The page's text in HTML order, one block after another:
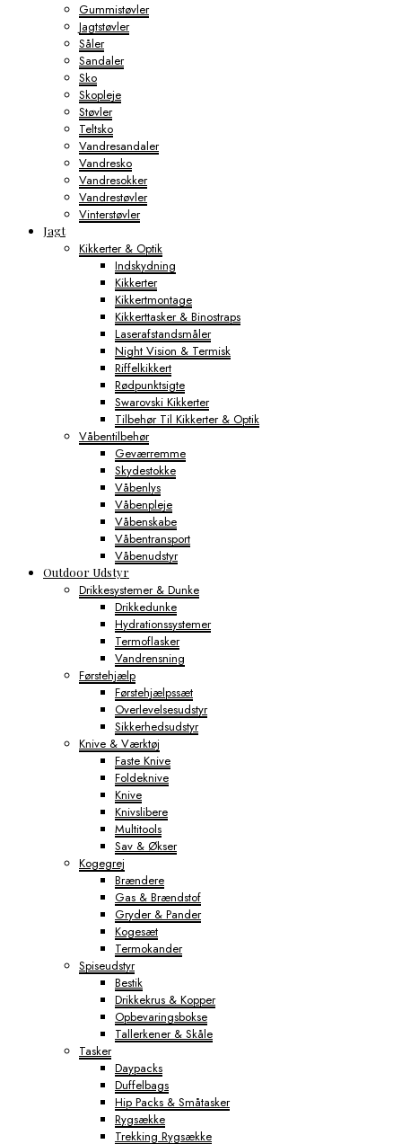
Gummistøvler
Jagtstøvler
Såler
Sandaler
Sko
Skopleje
Støvler
Teltsko
Vandresandaler
Vandresko
Vandresokker
Vandrestøvler
Vinterstøvler
Jagt
Kikkerter & Optik
Indskydning
Kikkerter
Kikkertmontage
Kikkerttasker & Binostraps
Laserafstandsmåler
Night Vision & Termisk
Riffelkikkert
Rødpunktsigte
Swarovski Kikkerter
Tilbehør Til Kikkerter & Optik
Våbentilbehør
Geværremme
Skydestokke
Våbenlys
Våbenpleje
Våbenskabe
Våbentransport
Våbenudstyr
Outdoor Udstyr
Drikkesystemer & Dunke
Drikkedunke
Hydrationssystemer
Termoflasker
Vandrensning
Førstehjælp
Førstehjælpssæt
Overlevelsesudstyr
Sikkerhedsudstyr
Knive & Værktøj
Faste Knive
Foldeknive
Knive
Knivslibere
Multitools
Sav & Økser
Kogegrej
Brændere
Gas & Brændstof
Gryder & Pander
Kogesæt
Termokander
Spiseudstyr
Bestik
Drikkekrus & Kopper
Opbevaringsbokse
Tallerkener & Skåle
Tasker
Daypacks
Duffelbags
Hip Packs & Småtasker
Rygsække
Trekking Rygsække